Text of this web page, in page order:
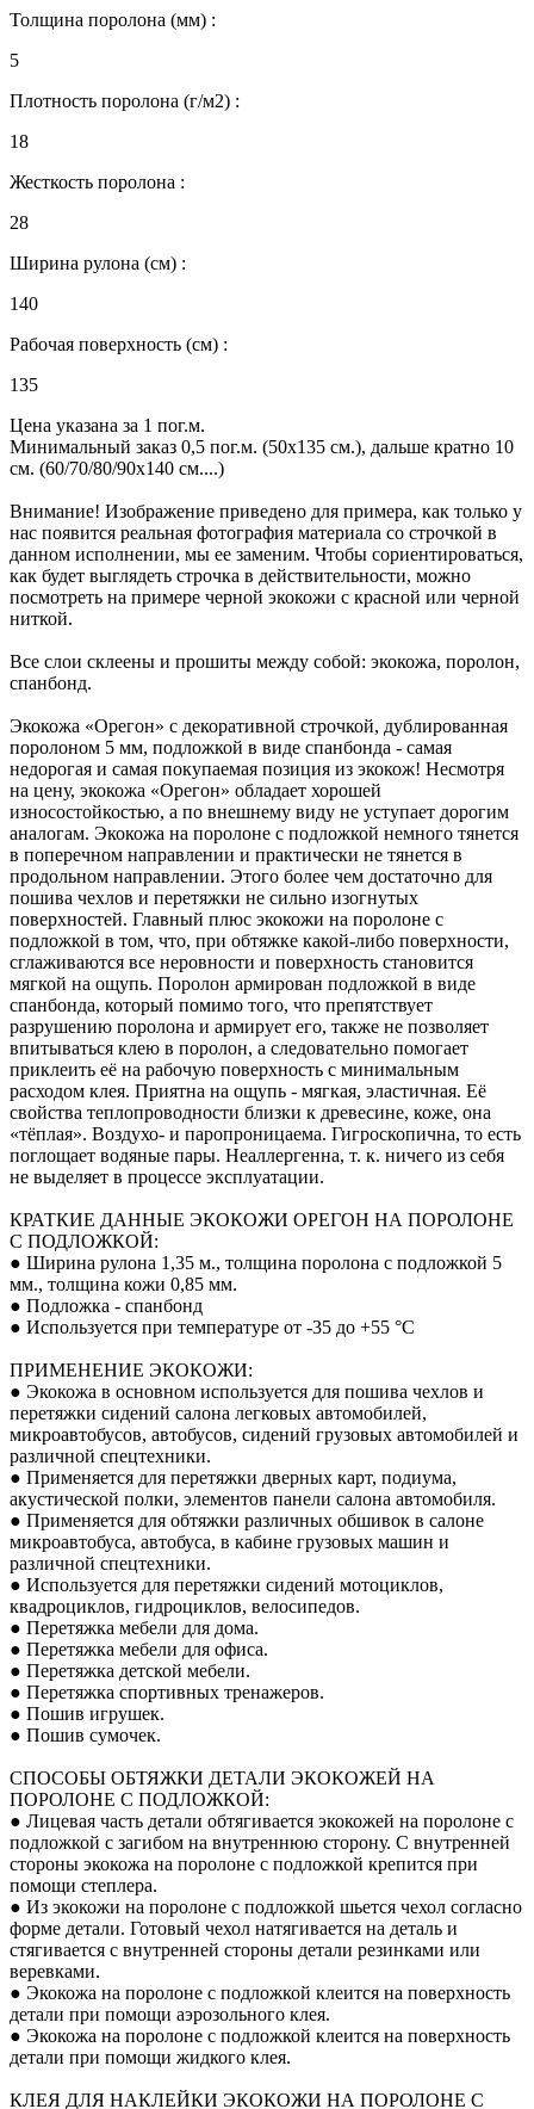
Толщина поролона (мм) :
5
Плотность поролона (г/м2) :
18
Жесткость поролона :
28
Ширина рулона (см) :
140
Рабочая поверхность (см) :
135
Цена указана за 1 пог.м.
Минимальный заказ 0,5 пог.м. (50х135 см.), дальше кратно 10
см. (60/70/80/90х140 см....)
Внимание! Изображение приведено для примера, как только у
нас появится реальная фотография материала со строчкой в
данном исполнении, мы ее заменим. Чтобы сориентироваться,
как будет выглядеть строчка в действительности, можно
посмотреть на примере черной экокожи с красной или черной
ниткой.
Все слои склеены и прошиты между собой: экокожа, поролон,
спанбонд.
Экокожа «Орегон» с декоративной строчкой, дублированная
поролоном 5 мм, подложкой в виде спанбонда - самая
недорогая и самая покупаемая позиция из экокож! Несмотря
на цену, экокожа «Орегон» обладает хорошей
износостойкостью, а по внешнему виду не уступает дорогим
аналогам. Экокожа на поролоне с подложкой немного тянется
в поперечном направлении и практически не тянется в
продольном направлении. Этого более чем достаточно для
пошива чехлов и перетяжки не сильно изогнутых
поверхностей. Главный плюс экокожи на поролоне с
подложкой в том, что, при обтяжке какой-либо поверхности,
сглаживаются все неровности и поверхность становится
мягкой на ощупь. Поролон армирован подложкой в виде
спанбонда, который помимо того, что препятствует
разрушению поролона и армирует его, также не позволяет
впитываться клею в поролон, а следовательно помогает
приклеить её на рабочую поверхность с минимальным
расходом клея. Приятна на ощупь - мягкая, эластичная. Её
свойства теплопроводности близки к древесине, коже, она
«тёплая». Воздухо- и паропроницаема. Гигроскопична, то есть
поглощает водяные пары. Неаллергенна, т. к. ничего из себя
не выделяет в процессе эксплуатации.
КРАТКИЕ ДАННЫЕ ЭКОКОЖИ ОРЕГОН НА ПОРОЛОНЕ
С ПОДЛОЖКОЙ:
● Ширина рулона 1,35 м., толщина поролона с подложкой 5
мм., толщина кожи 0,85 мм.
● Подложка - спанбонд
● Используется при температуре от -35 до +55 °С
ПРИМЕНЕНИЕ ЭКОКОЖИ:
● Экокожа в основном используется для пошива чехлов и
перетяжки сидений салона легковых автомобилей,
микроавтобусов, автобусов, сидений грузовых автомобилей и
различной спецтехники.
● Применяется для перетяжки дверных карт, подиума,
акустической полки, элементов панели салона автомобиля.
● Применяется для обтяжки различных обшивок в салоне
микроавтобуса, автобуса, в кабине грузовых машин и
различной спецтехники.
● Используется для перетяжки сидений мотоциклов,
квадроциклов, гидроциклов, велосипедов.
● Перетяжка мебели для дома.
● Перетяжка мебели для офиса.
● Перетяжка детской мебели.
● Перетяжка спортивных тренажеров.
● Пошив игрушек.
● Пошив сумочек.
СПОСОБЫ ОБТЯЖКИ ДЕТАЛИ ЭКОКОЖЕЙ НА
ПОРОЛОНЕ С ПОДЛОЖКОЙ:
● Лицевая часть детали обтягивается экокожей на поролоне с
подложкой с загибом на внутреннюю сторону. С внутренней
стороны экокожа на поролоне с подложкой крепится при
помощи степлера.
● Из экокожи на поролоне с подложкой шьется чехол согласно
форме детали. Готовый чехол натягивается на деталь и
стягивается с внутренней стороны детали резинками или
веревками.
● Экокожа на поролоне с подложкой клеится на поверхность
детали при помощи аэрозольного клея.
● Экокожа на поролоне с подложкой клеится на поверхность
детали при помощи жидкого клея.
КЛЕЯ ДЛЯ НАКЛЕЙКИ ЭКОКОЖИ НА ПОРОЛОНЕ С